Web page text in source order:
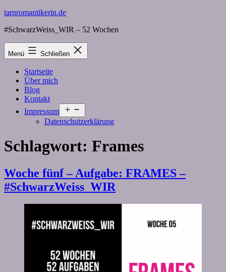
Zum
springen
tarnromantikerin.de
#SchwarzWeiss_WIR – 52 Wochen
Menü Schließen
Startseite
Über mich
Blog
Kontakt
Impressum
öffnen
Datenschutzerklärung
Schlagwort: Frames
Woche fünf – Aufgabe: FRAMES –
#SchwarzWeiss_WIR